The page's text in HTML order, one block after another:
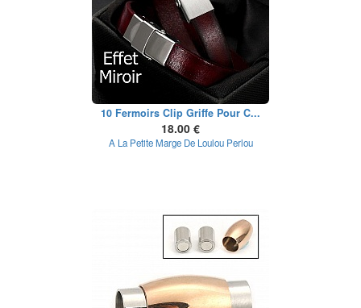
10 Fermoirs Clip Griffe Pour C...
18.00 €
A La Petite Marge De Loulou Perlou